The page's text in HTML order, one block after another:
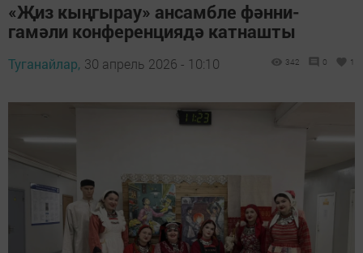
«Җиз кыңгырау» ансамбле фәнни-
гамәли конференциядә катнашты
Туганайлар, 30 апрель 2026 - 10:10 342 0 1